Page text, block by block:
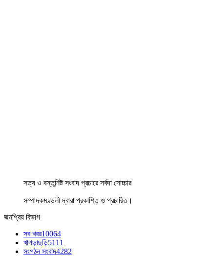
সত্য ও বস্তুনিষ্ট সংবাদ প্রচারে সর্বদা সোচ্চার
সম্পাদকমণ্ডলী দ্বারা প্রকাশিত ও প্রচারিত।
জনপ্রিয় বিভাগ
সব খবর10064
খাগড়াছড়ি5111
সংগঠন সংবাদ4282